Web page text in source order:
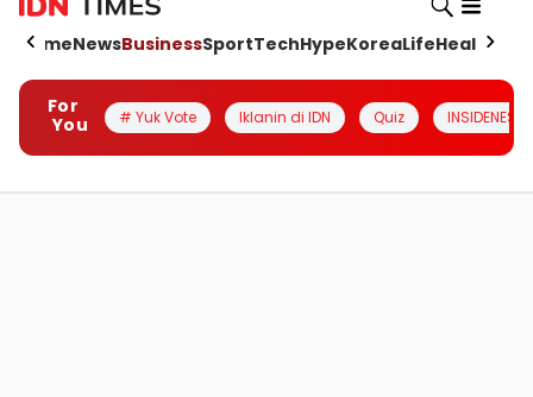
HomeNewsBusinessSportTechHypeKoreaLifeHealth
For
You
# Yuk Vote Iklanin di IDN Quiz INSIDENESIA